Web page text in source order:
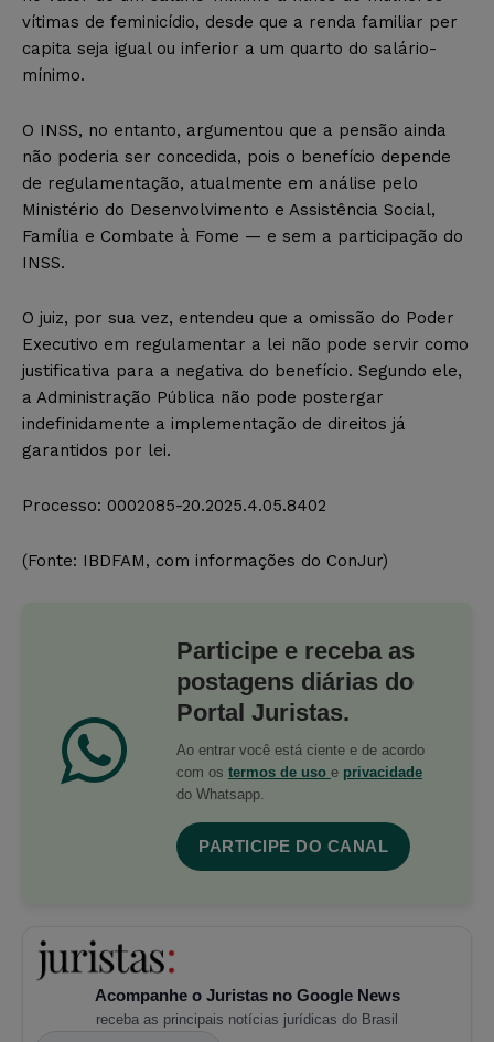
vítimas de feminicídio, desde que a renda familiar per
capita seja igual ou inferior a um quarto do salário-
mínimo.
O INSS, no entanto, argumentou que a pensão ainda
não poderia ser concedida, pois o benefício depende
de regulamentação, atualmente em análise pelo
Ministério do Desenvolvimento e Assistência Social,
Família e Combate à Fome — e sem a participação do
INSS.
O juiz, por sua vez, entendeu que a omissão do Poder
Executivo em regulamentar a lei não pode servir como
justificativa para a negativa do benefício. Segundo ele,
a Administração Pública não pode postergar
indefinidamente a implementação de direitos já
garantidos por lei.
Processo: 0002085-20.2025.4.05.8402
(Fonte: IBDFAM, com informações do ConJur)
Participe e receba as
postagens diárias do
Portal Juristas.
Ao entrar você está ciente e de acordo
com os termos de uso e privacidade
do Whatsapp.
PARTICIPE DO CANAL
Acompanhe o Juristas no Google News
receba as principais notícias jurídicas do Brasil